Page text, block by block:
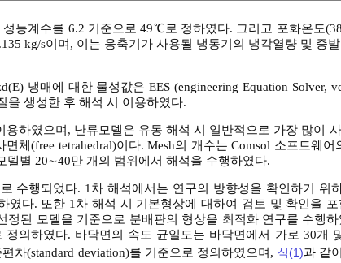
능계수를 6.2 기준으로 49℃로 정하였다. 그리고 포화온도
kg/s이며, 이는 응축기가 사용될 냉동기의 냉각열량 및 증
냉매에 대한 물성값은 EES (engineering Equation Solver,
을 생성한 후 해석 시 이용하였다.
하였으며, 난류모델은 유동 해석 시 일반적으로 가장 많이
체(free tetrahedral)이다. Mesh의 개수는 Comsol 소프트웨어
델별 20∼40만 개의 범위에서 해석을 수행하였다.
수행되었다. 1차 해석에서는 연구의 방향성을 확인하기 위
였다. 또한 1차 해석 시 기본형상에 대하여 검토 및 확인을 포
정된 모델을 기준으로 분배판의 형상을 최적화 연구를 수행하
의하였다. 바닥면의 속도 균일도는 바닥면에서 가로 30개
차(standard deviation)를 기준으로 정의하였으며, 식(1)과 같